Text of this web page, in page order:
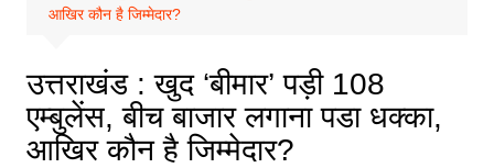
आखिर कौन है जिम्मेदार?
उत्तराखंड : खुद ‘बीमार’ पड़ी 108
एम्बुलेंस, बीच बाजार लगाना पडा धक्का,
आखिर कौन है जिम्मेदार?